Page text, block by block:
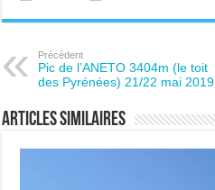
Précédent
Pic de l’ANETO 3404m (le toit
des Pyrénées) 21/22 mai 2019
Articles similaires